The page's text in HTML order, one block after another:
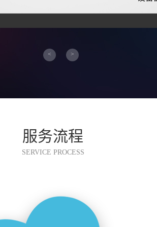
< >
服务流程
SERVICE PROCESS